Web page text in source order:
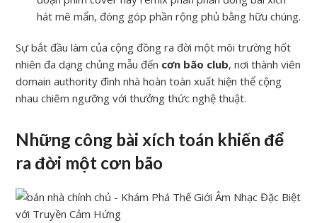
hát mê mẩn, đóng góp phần rộng phủ bằng hữu chúng.
Sự bắt đầu làm của cộng đồng ra đời một môi trường hốt
nhiên đa dạng chủng mẫu đến cơn bão club, nơi thành viên
domain authority đình nhà hoàn toàn xuất hiện thể cộng
nhau chiêm ngưỡng với thưởng thức nghệ thuật.
Những công bài xích toán khiến để
ra đời một cơn bão